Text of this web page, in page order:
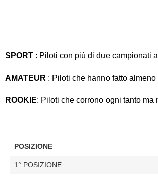
SPORT : Piloti con più di due campionati
AMATEUR : Piloti che hanno fatto
ROOKIE: Piloti che corrono ogni tanto
POSIZIONE
1° POSIZIONE